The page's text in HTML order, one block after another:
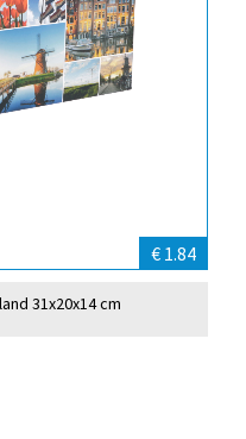
€ 1.84
31x20x14 cm